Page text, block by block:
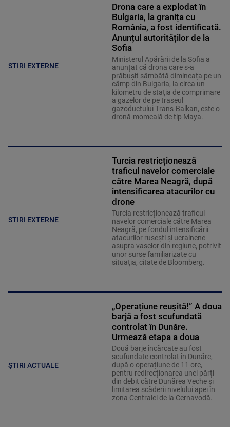
STIRI EXTERNE
Drona care a explodat în
Bulgaria, la granița cu
România, a fost identificată.
Anunțul autorităților de la
Sofia
Ministerul Apărării de la Sofia a
anunțat că drona care s-a
prăbușit sâmbătă dimineața pe un
câmp din Bulgaria, la circa un
kilometru de stația de comprimare
a gazelor de pe traseul
gazoductului Trans-Balkan, este o
dronă-momeală de tip Maya.
STIRI EXTERNE
Turcia restricționează
traficul navelor comerciale
către Marea Neagră, după
intensificarea atacurilor cu
drone
Turcia restricționează traficul
navelor comerciale către Marea
Neagră, pe fondul intensificării
atacurilor rusești și ucrainene
asupra vaselor din regiune, potrivit
unor surse familiarizate cu
situația, citate de Bloomberg.
ȘTIRI ACTUALE
„Operațiune reușită!” A doua
barjă a fost scufundată
controlat în Dunăre.
Urmează etapa a doua
Două barje încărcate au fost
scufundate controlat în Dunăre,
după o operațiune de 11 ore,
pentru redirecționarea unei părți
din debit către Dunărea Veche și
limitarea scăderii nivelului apei în
zona Centralei de la Cernavodă.